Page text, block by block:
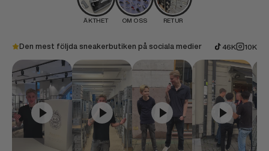
ÄKTHET OM OSS RETUR
Den mest följda sneakerbutiken på sociala medier 46K 10K